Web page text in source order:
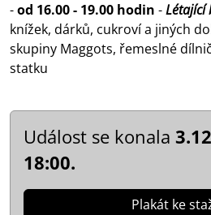
-od 16.00 - 19.00 hodin -Létající
knížek, dárků, cukroví a jiných
skupiny Maggots, řemeslné
statku
Událost se konala
18:00.
Plakát ke